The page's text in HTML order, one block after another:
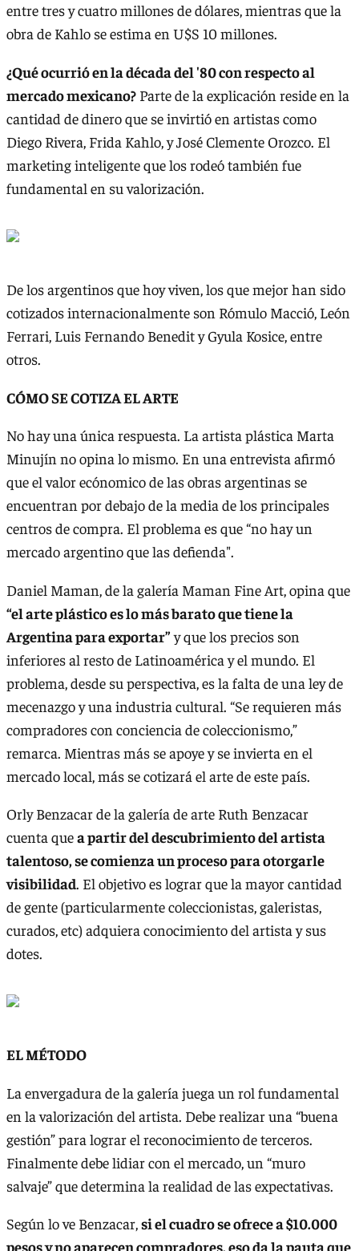
entre tres y cuatro millones de dólares, mientras que la
obra de Kahlo se estima en U$S 10 millones.
¿Qué ocurrió en la década del '80 con respecto al
mercado mexicano? Parte de la explicación reside en la
cantidad de dinero que se invirtió en artistas como
Diego Rivera, Frida Kahlo, y José Clemente Orozco. El
marketing inteligente que los rodeó también fue
fundamental en su valorización.
De los argentinos que hoy viven, los que mejor han sido
cotizados internacionalmente son Rómulo Macció, León
Ferrari, Luis Fernando Benedit y Gyula Kosice, entre
otros.
CÓMO SE COTIZA EL ARTE
No hay una única respuesta. La artista plástica Marta
Minujín no opina lo mismo. En una entrevista afirmó
que el valor ecónomico de las obras argentinas se
encuentran por debajo de la media de los principales
centros de compra. El problema es que “no hay un
mercado argentino que las defienda".
Daniel Maman, de la galería Maman Fine Art, opina que
“el arte plástico es lo más barato que tiene la
Argentina para exportar”y que los precios son
inferiores al resto de Latinoamérica y el mundo. El
problema, desde su perspectiva, es la falta de una ley de
mecenazgo y una industria cultural. “Se requieren más
compradores con conciencia de coleccionismo,”
remarca. Mientras más se apoye y se invierta en el
mercado local, más se cotizará el arte de este país.
Orly Benzacar de la galería de arte Ruth Benzacar
cuenta quea partir del descubrimiento del artista
talentoso, se comienza un proceso para otorgarle
visibilidad. El objetivo es lograr que la mayor cantidad
de gente (particularmente coleccionistas, galeristas,
curados, etc) adquiera conocimiento del artista y sus
dotes.
EL MÉTODO
La envergadura de la galería juega un rol fundamental
en la valorización del artista. Debe realizar una “buena
gestión” para lograr el reconocimiento de terceros.
Finalmente debe lidiar con el mercado, un “muro
salvaje” que determina la realidad de las expectativas.
Según lo ve Benzacar,si el cuadro se ofrece a $10.000
pesos y no aparecen compradores, eso da la pauta que